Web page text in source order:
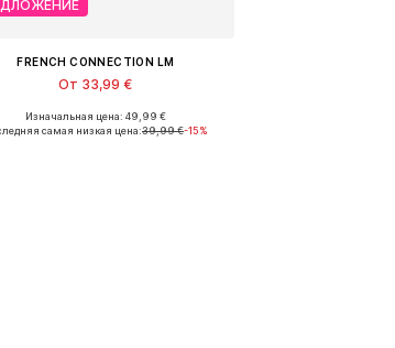
FRENCH CONNECTION LM
От 33,99 €
размеры: 36-38, 40-42, 44-46
Изначальная цена: 49,99 €
самая низкая цена:39,99 €-15%